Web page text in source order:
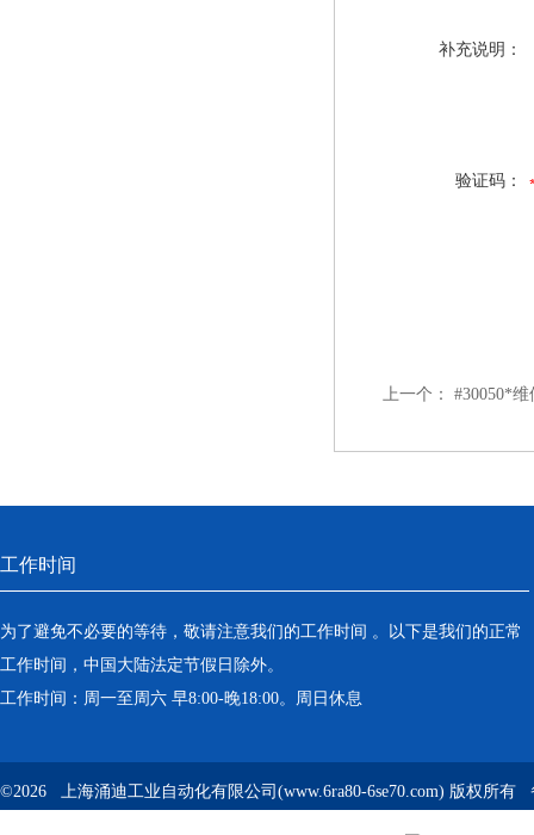
补充说明：
验证码：
上一个： #30050*
工作时间
为了避免不必要的等待，敬请注意我们的工作时间 。以下是我们的正常
工作时间，中国大陆法定节假日除外。
工作时间：周一至周六 早8:00-晚18:00。周日休息
©2026 上海涌迪工业自动化有限公司(www.6ra80-6se70.com) 版权所有